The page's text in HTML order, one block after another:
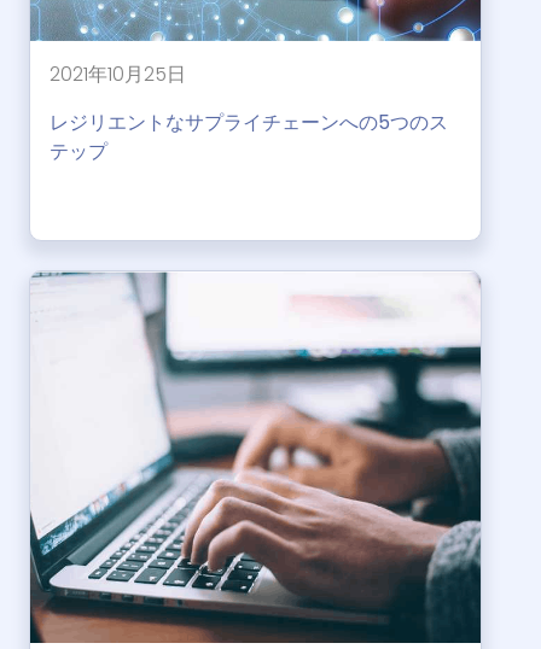
2021年10月25日
レジリエントなサプライチェーンへの5つのス
テップ